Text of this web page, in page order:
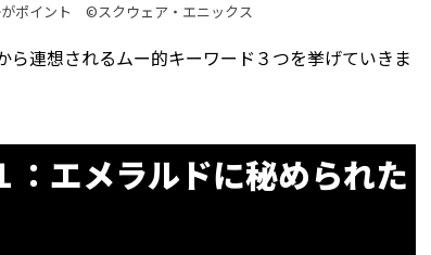
ポイント ©スクウェア・エニックス
連想されるムー的キーワード３つを挙げていきま
：エメラルドに秘められた